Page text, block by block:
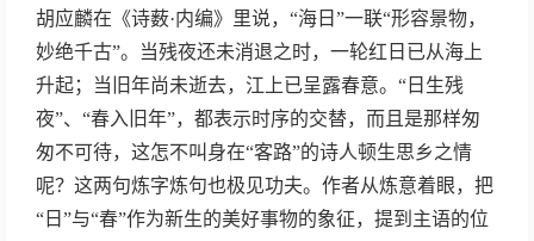
胡应麟在《诗薮·内编》里说，“海日”一联“形容景物，
妙绝千古”。当残夜还未消退之时，一轮红日已从海上
升起；当旧年尚未逝去，江上已呈露春意。“日生残
夜”、“春入旧年”，都表示时序的交替，而且是那样匆
匆不可待，这怎不叫身在“客路”的诗人顿生思乡之情
呢？这两句炼字炼句也极见功夫。作者从炼意着眼，把
“日”与“春”作为新生的美好事物的象征，提到主语的位